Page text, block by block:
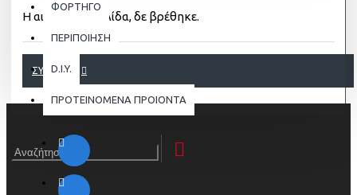
ΦΟΡΤΗΓΟ
ΠΕΡΙΠΟΙΗΣΗ
D.I.Y.
ΠΡΟΤΕΙΝΟΜΕΝΑ ΠΡΟΙΟΝΤΑ
Η αιτούμενη σελίδα, δε βρέθηκε.
ΣΥΝΈΧΕΙΑ